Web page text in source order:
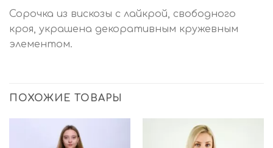
Сорочка из вискозы с лайкрой, свободного
кроя, украшена декоративным кружевным
элементом.
ПОХОЖИЕ ТОВАРЫ